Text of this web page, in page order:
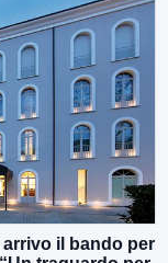
arrivo il bando per